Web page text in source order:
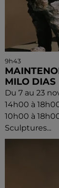
9h43
MILO DIAS
Du 7 au 23
14h00 à
10h00 à
Sculptures...